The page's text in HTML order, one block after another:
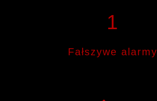
1
Fałszywe alarmy